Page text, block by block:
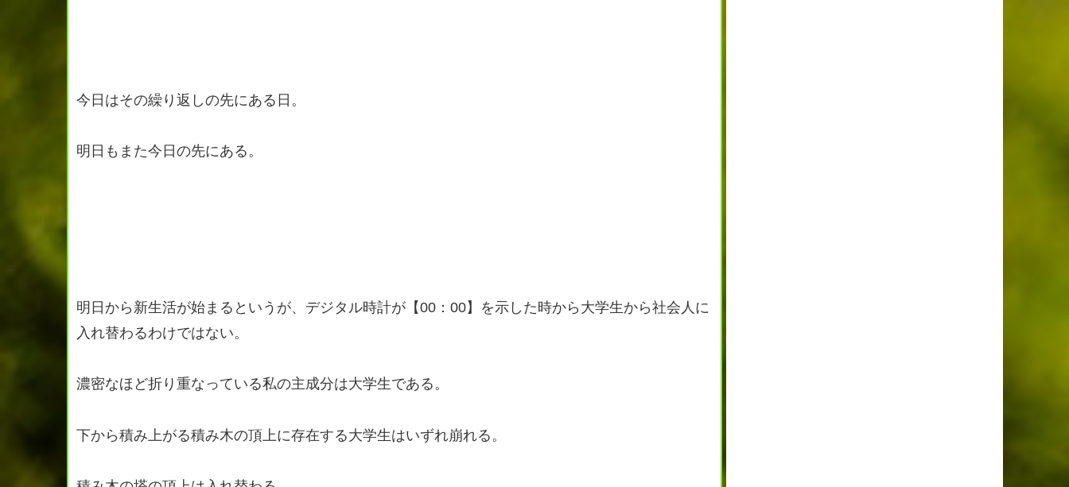
今日はその繰り返しの先にある日。
明日もまた今日の先にある。
明日から新生活が始まるというが、デジタル時計が【00：00】を示した時から大学生から社会人に
入れ替わるわけではない。
濃密なほど折り重なっている私の主成分は大学生である。
下から積み上がる積み木の頂上に存在する大学生はいずれ崩れる。